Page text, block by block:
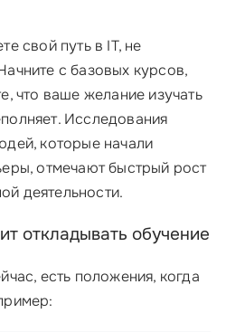
свой путь в IT, не
с базовых курсов,
что ваше желание изучать
Исследования
которые начали
отмечают быстрый рост
деятельности.
откладывать обучение
есть положения, когда